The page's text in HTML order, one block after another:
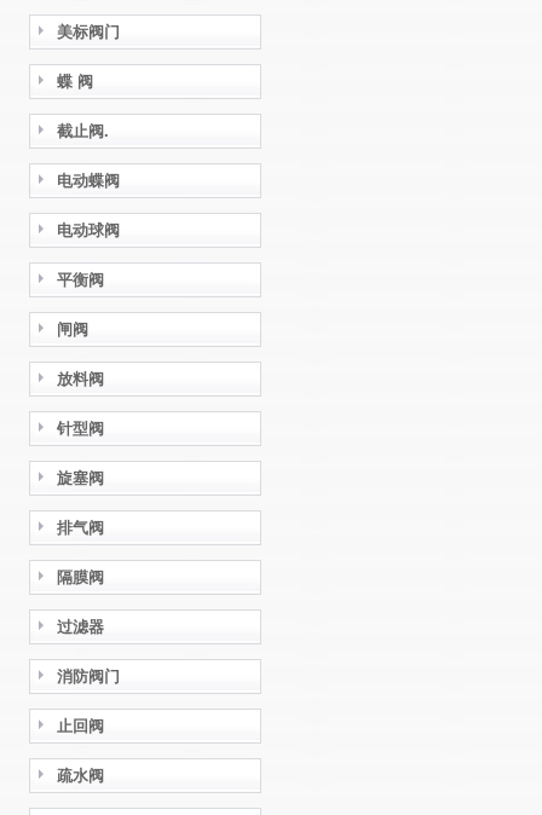
美标阀门
蝶 阀
截止阀.
电动蝶阀
电动球阀
平衡阀
闸阀
放料阀
针型阀
旋塞阀
排气阀
隔膜阀
过滤器
消防阀门
止回阀
疏水阀